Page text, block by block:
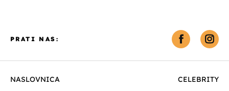
NASLOVNICA
CELEBRITY
PRATI NAS: